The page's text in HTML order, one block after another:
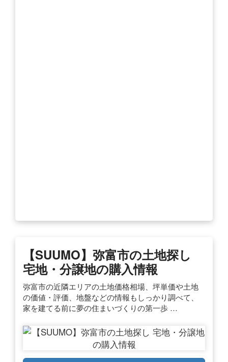
【SUUMO】弥富市の土地探し
宅地・分譲地の購入情報
弥富市の近隣エリアの土地価格相場、坪単価や土地
の価値・評価、地盤などの情報もしっかり調べて、
家を建てる前に夢の住まいづくりの第一歩 …